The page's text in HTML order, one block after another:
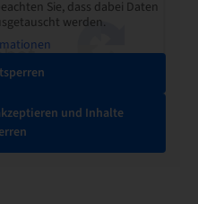
Sie, dass dabei Daten
werden.
und Inhalte